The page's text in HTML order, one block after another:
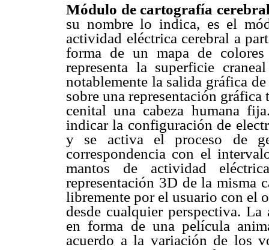
Módulo de cartografía
su nombre lo indica, es el
actividad eléctrica cerebral a
forma de un mapa de colores
representa la superficie
notablemente la salida gráfica
sobre una representación
cenital una cabeza humana
indicar la configuración de
y se activa el proceso de
correspondencia con el
mantos de actividad
representación 3D de la misma
libremente por el usuario con el
desde cualquier perspectiva.
en forma de una película
acuerdo a la variación de los